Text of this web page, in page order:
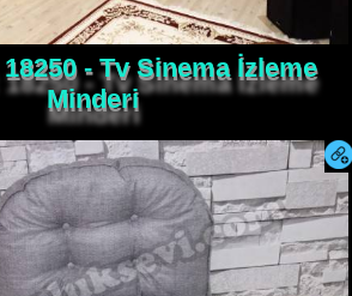
- Tv Sinema İzleme
Minderi